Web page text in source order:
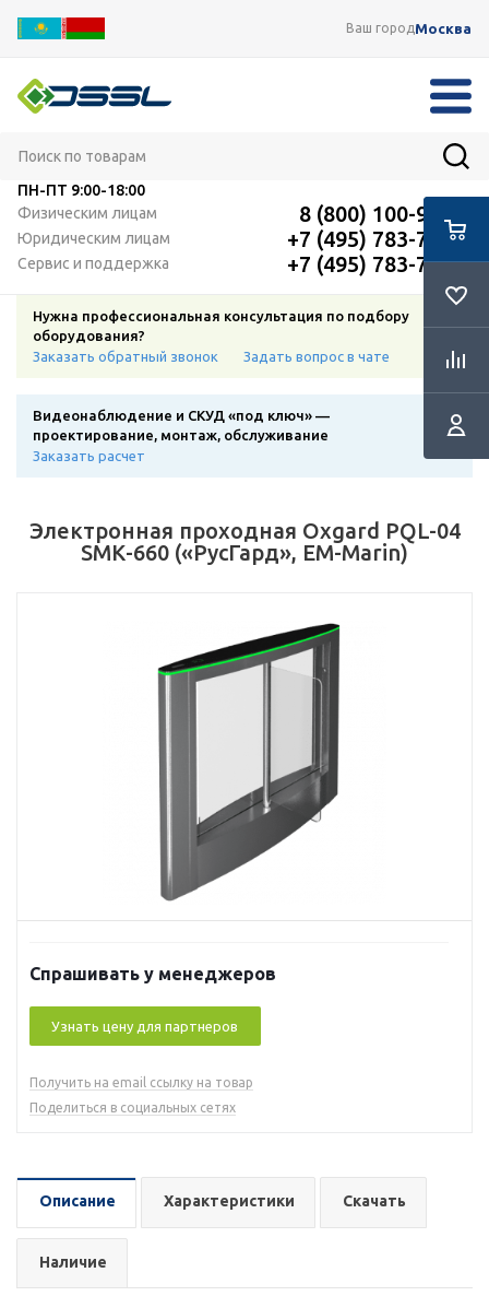
Ваш городМосква
ПН-ПТ 9:00-18:00
Физическим лицам
8 (800) 100-91-12
Юридическим лицам +7 (495) 783-72-87
Сервис и поддержка +7 (495) 783-72-87
Нужна профессиональная консультация по подбору
оборудования?
Заказать обратный звонок
Задать вопрос в чате
Видеонаблюдение и СКУД «под ключ» —
проектирование, монтаж, обслуживание
Заказать расчет
Электронная проходная Oxgard PQL-04
SMК-660 («РусГард», EM-Marin)
Спрашивать у менеджеров
Узнать цену для партнеров
Получить на email ссылку на товар
Поделиться в социальных сетях
Описание Характеристики Скачать
Наличие